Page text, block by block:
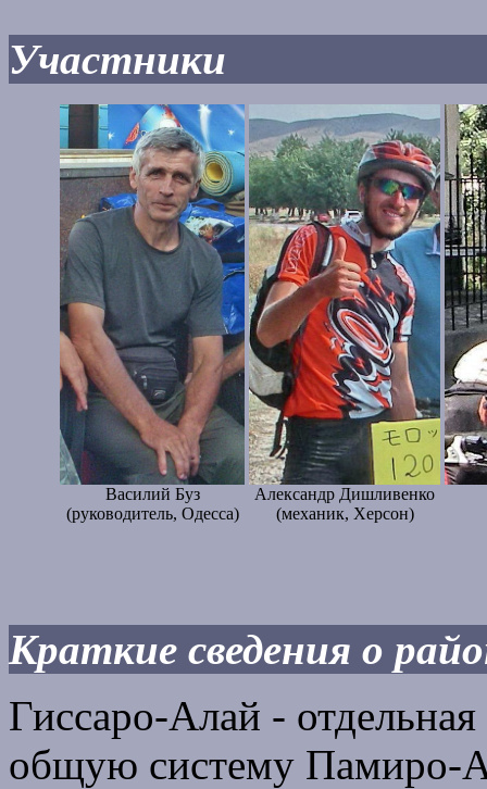
Участники
Василий Буз
(руководитель, Одесса)
Александр Дишливенко
(механик, Херсон)
Краткие сведения о
Гиссаро-Алай -
общую систему Памиро-